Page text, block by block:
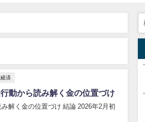
済
動から読み解く金の位置づけ
解く金の位置づけ 結論 2026年2月初